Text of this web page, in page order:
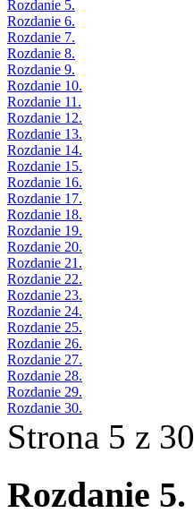
Rozdanie 5.
Rozdanie 6.
Rozdanie 7.
Rozdanie 8.
Rozdanie 9.
Rozdanie 10.
Rozdanie 11.
Rozdanie 12.
Rozdanie 13.
Rozdanie 14.
Rozdanie 15.
Rozdanie 16.
Rozdanie 17.
Rozdanie 18.
Rozdanie 19.
Rozdanie 20.
Rozdanie 21.
Rozdanie 22.
Rozdanie 23.
Rozdanie 24.
Rozdanie 25.
Rozdanie 26.
Rozdanie 27.
Rozdanie 28.
Rozdanie 29.
Rozdanie 30.
Strona 5 z 30
Rozdanie 5.